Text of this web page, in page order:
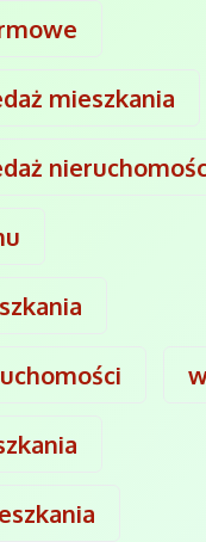
mieszkania